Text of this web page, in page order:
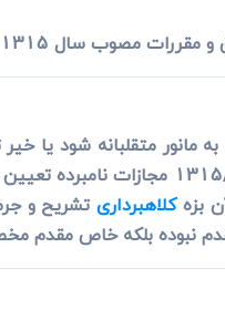
قانون خاص بر رفتار موضوع سوال حاکم است.
مانور متقلبانه شود یا
برخلاف حق و مقررات مصوب
کلاهبرداریتشریح و
نبوده بلکه خاص مقدم